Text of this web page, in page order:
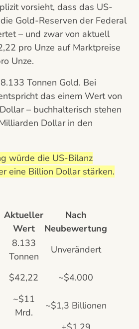
vorsieht, dass das US-
Gold-Reserven der Federal
– und zwar von aktuell
pro Unze auf Marktpreise
Unze.
Tonnen Gold. Bei
das einem Wert von
– buchhalterisch stehen
Dollar in den
würde die US-Bilanz
eine Billion Dollar stärken.
Aktueller
Wert
Nach
Neubewertung
8.133
Tonnen
Unverändert
$42,22
~$4.000
~$11
Mrd.
~$1,3 Billionen